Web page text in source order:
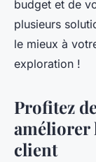
budget et de
plusieurs
le mieux à
exploration !
Profitez
améliorer
client